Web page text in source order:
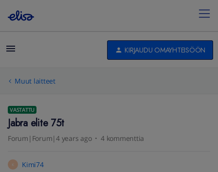
KIRJAUDU OMAYHTEISÖÖN
Muut laitteet
VASTATTU
Jabra elite 75t
Forum|Forum|4 years ago 4 kommenttia
K Kimi74